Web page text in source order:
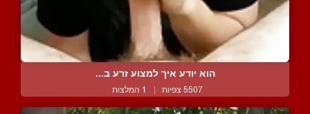
הוא יודע איך למצוע זרע ב...
5507 צפיות | 1 המלצות